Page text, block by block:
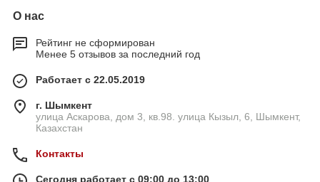
О нас
Рейтинг не сформирован
Менее 5 отзывов за последний год
Работает с 22.05.2019
г. Шымкент
улица Аскарова, дом 3, кв.98. улица Кызыл, 6, Шымкент,
Казахстан
Контакты
Сегодня работает с 09:00 до 13:00